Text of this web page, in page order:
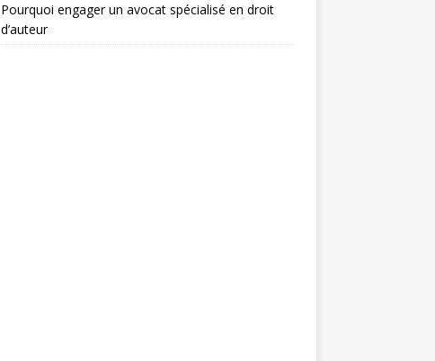
Pourquoi engager un avocat spécialisé en droit
d’auteur